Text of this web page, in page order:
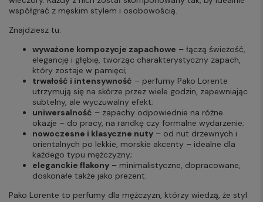
współgrać z męskim stylem i osobowością.
Znajdziesz tu:
wyważone kompozycje zapachowe – łączą świeżość,
elegancję i głębię, tworząc charakterystyczny zapach,
który zostaje w pamięci;
trwałość i intensywność – perfumy Pako Lorente
utrzymują się na skórze przez wiele godzin, zapewniając
subtelny, ale wyczuwalny efekt;
uniwersalność – zapachy odpowiednie na różne
okazje – do pracy, na randkę czy formalne wydarzenie;
nowoczesne i klasyczne nuty – od nut drzewnych i
orientalnych po lekkie, morskie akcenty – idealne dla
każdego typu mężczyzny;
eleganckie flakony – minimalistyczne, dopracowane,
doskonałe także jako prezent.
Pako Lorente to perfumy dla mężczyzn, którzy wiedzą, że styl